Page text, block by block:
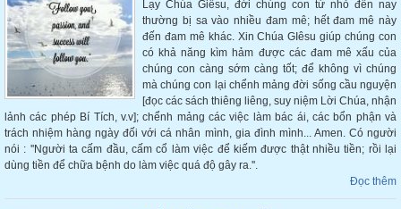
Lạy Chúa Giêsu, đời chúng con từ nhỏ đến nay
thường bị sa vào nhiều đam mê; hết đam mê này
đến đam mê khác. Xin Chúa GIêsu giúp chúng con
có khả năng kìm hảm được các đam mê xấu của
chúng con càng sớm càng tốt; để không vì chúng
mà chúng con lại chểnh mảng đời sống cầu nguyện
[đọc các sách thiêng liêng, suy niệm Lời Chúa, nhận
lảnh các phép Bí Tích, v.v]; chểnh mảng các việc làm bác ái, các bổn phận và
trách nhiệm hàng ngày đối với cá nhân mình, gia đình mình... Amen. Có người
nói : ''Người ta cấm đầu, cấm cổ làm việc để kiếm được thật nhiều tiền; rồi lại
dùng tiền để chữa bệnh do làm việc quá độ gây ra.''.
Đọc thêm